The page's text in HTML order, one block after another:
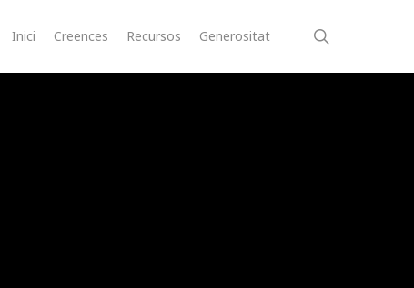
Inici Creences Recursos Generositat